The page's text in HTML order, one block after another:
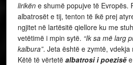
lirikëne shumë popujve të Evropës.
albatrosët e tij, tenton të ikë prej
ngjitet në lartësitë qiellore ku me
vetëtimë i mpin sytë. “Ik sa më larg
kalbura”. Jeta është e zymtë,
Këtë të vërtetë albatrosi i poezisëe